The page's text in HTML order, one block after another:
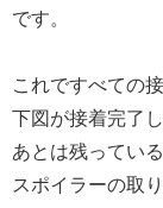
です。
これですべての
下図が接着完了
あとは残ってい
スポイラーの取